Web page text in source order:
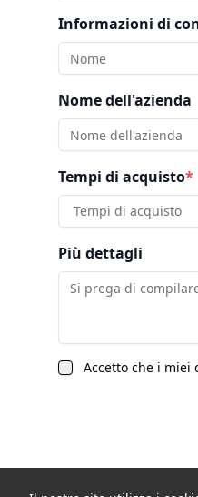
Informazioni di
Nome dell'azienda
Tempi di acquisto*
Tempi di acquisto
Più dettagli
Accetto che i